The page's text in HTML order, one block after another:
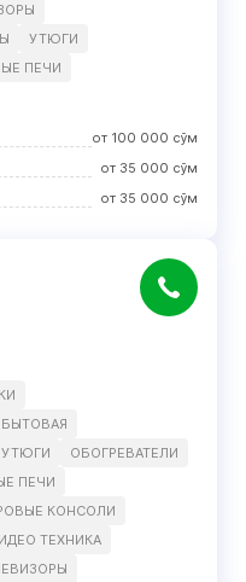
УТЮГИ
ПЕЧИ
от 100 000 сўм
от 35 000 сўм
от 35 000 сўм
УТЮГИ
ОБОГРЕВАТЕЛИ
ПЕЧИ
КОНСОЛИ
ТЕХНИКА